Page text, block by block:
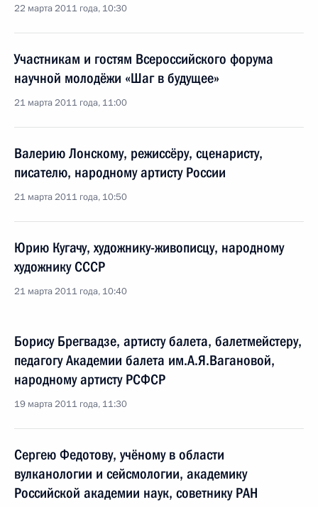
22 марта 2011 года, 10:30
Участникам и гостям Всероссийского форума
научной молодёжи «Шаг в будущее»
21 марта 2011 года, 11:00
Валерию Лонскому, режиссёру, сценаристу,
писателю, народному артисту России
21 марта 2011 года, 10:50
Юрию Кугачу, художнику-живописцу, народному
художнику СССР
21 марта 2011 года, 10:40
Борису Брегвадзе, артисту балета, балетмейстеру,
педагогу Академии балета им.А.Я.Вагановой,
народному артисту РСФСР
19 марта 2011 года, 11:30
Сергею Федотову, учёному в области
вулканологии и сейсмологии, академику
Российской академии наук, советнику РАН